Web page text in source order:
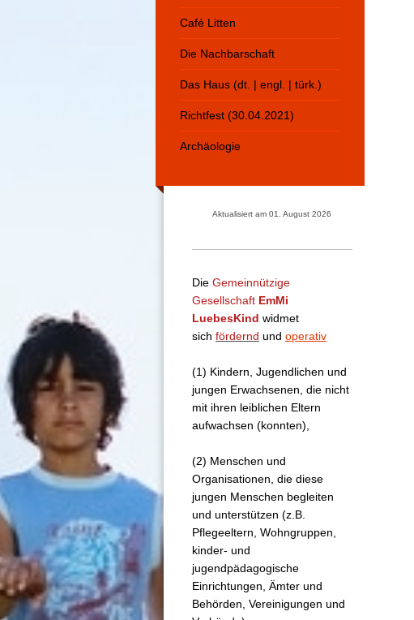
Café Litten
Die Nachbarschaft
Das Haus (dt. | engl. | türk.)
Richtfest (30.04.2021)
Archäologie
Aktualisiert am 01. August 2026
Die Gemeinnützige
Gesellschaft EmMi
LuebesKind widmet
sich fördernd und operativ
(1) Kindern, Jugendlichen und
jungen Erwachsenen, die nicht
mit ihren leiblichen Eltern
aufwachsen (konnten),
(2) Menschen und
Organisationen, die diese
jungen Menschen begleiten
und unterstützen (z.B.
Pflegeeltern, Wohngruppen,
kinder- und
jugendpädagogische
Einrichtungen, Ämter und
Behörden, Vereinigungen und